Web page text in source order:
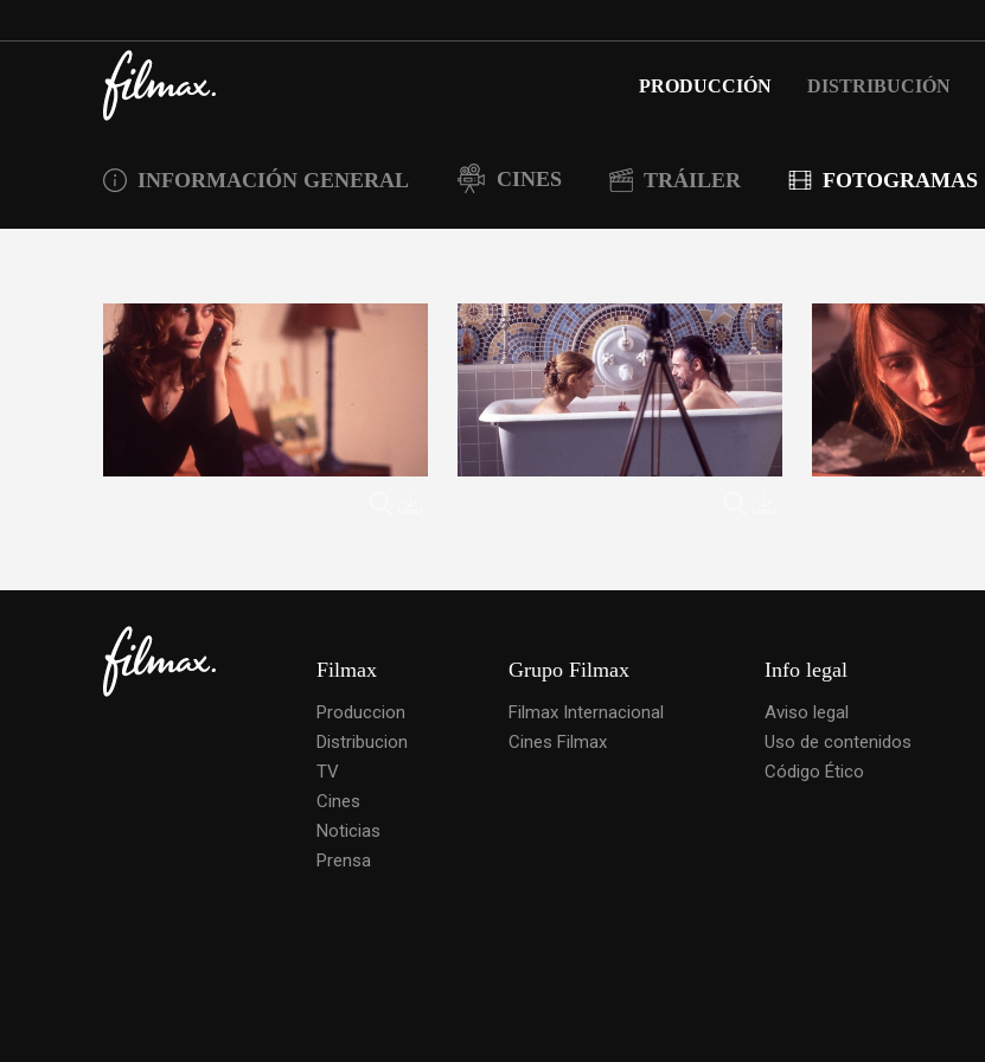
PRODUCCIÓN DISTRIBUCIÓN
INFORMACIÓN GENERAL CINES TRÁILER FOTOGRAMAS
Filmax
Produccion
Distribucion
TV
Cines
Noticias
Prensa
Grupo Filmax
Filmax Internacional
Cines Filmax
Info legal
Aviso legal
Uso de contenidos
Código Ético